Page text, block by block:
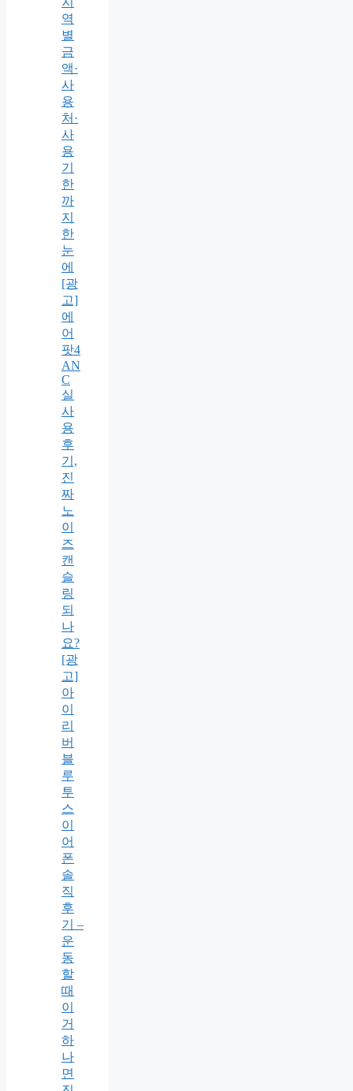
역
별
금
액·
사
용
처·
사
용
기
한
까
지
한
눈
에
[광
고]
에
어
팟4
AN
C
실
사
용
후
기,
진
짜
노
이
즈
캔
슬
링
되
나
요?
[광
고]
아
이
리
버
블
루
투
스
이
어
폰
솔
직
후
기 –
운
동
할
때
이
거
하
나
면